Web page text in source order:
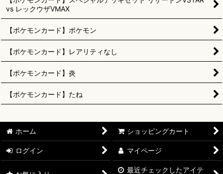
vs レックウザVMAX
【ポケモンカード】ポケモン
【ポケモンカード】レアリティなし
【ポケモンカード】炎
【ポケモンカード】たね
ホーム ショッピングカート
ログイン マイページ
最近チェックしたアイテ